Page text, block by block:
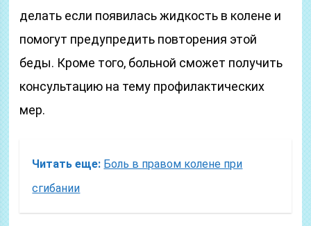
делать если появилась жидкость в колене и
помогут предупредить повторения этой
беды. Кроме того, больной сможет получить
консультацию на тему профилактических
мер.
Читать еще: Боль в правом колене при
сгибании